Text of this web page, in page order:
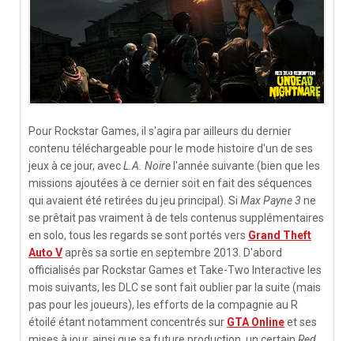
Pour Rockstar Games, il s'agira par ailleurs du dernier
contenu téléchargeable pour le mode histoire d'un de ses
jeux à ce jour, avecL.A. Noire l'année suivante (bien que les
missions ajoutées à ce dernier soit en fait des séquences
qui avaient été retirées du jeu principal). Si Max Payne 3 ne
se prêtait pas vraiment à de tels contenus supplémentaires
en solo, tous les regards se sont portés vers Grand Theft
Auto Vaprès sa sortie en septembre 2013. D'abord
officialisés par Rockstar Games et Take-Two Interactive les
mois suivants, les DLC se sont fait oublier par la suite (mais
pas pour les joueurs), les efforts de la compagnie au R
étoilé étant notamment concentrés sur GTA Onlineet ses